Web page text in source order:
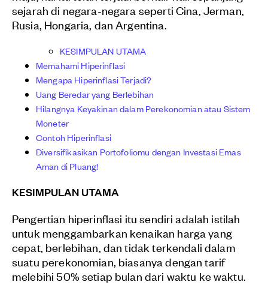
sejarah di negara-negara seperti Cina, Jerman,
Rusia, Hongaria, dan Argentina.
KESIMPULAN UTAMA
Memahami Hiperinflasi
Mengapa Hiperinflasi Terjadi?
Uang Beredar yang Berlebihan
Hilangnya Keyakinan dalam Perekonomian atau Sistem
Moneter
Contoh Hiperinflasi
Diversifikasikan Portofoliomu dengan Investasi Emas
Aman di Pluang!
KESIMPULAN UTAMA
Pengertian hiperinflasi itu sendiri adalah istilah
untuk menggambarkan kenaikan harga yang
cepat, berlebihan, dan tidak terkendali dalam
suatu perekonomian, biasanya dengan tarif
melebihi 50% setiap bulan dari waktu ke waktu.